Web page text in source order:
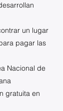
un lugar
pagar las
Nacional de
gratuita en